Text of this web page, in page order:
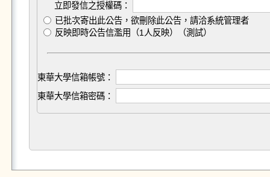
立即發信之授權碼：
已批次寄出此公告，欲刪除此公告，請洽系統管理者
反映即時公告信濫用（1人反映）（測試）
東華大學信箱帳號：
東華大學信箱密碼：